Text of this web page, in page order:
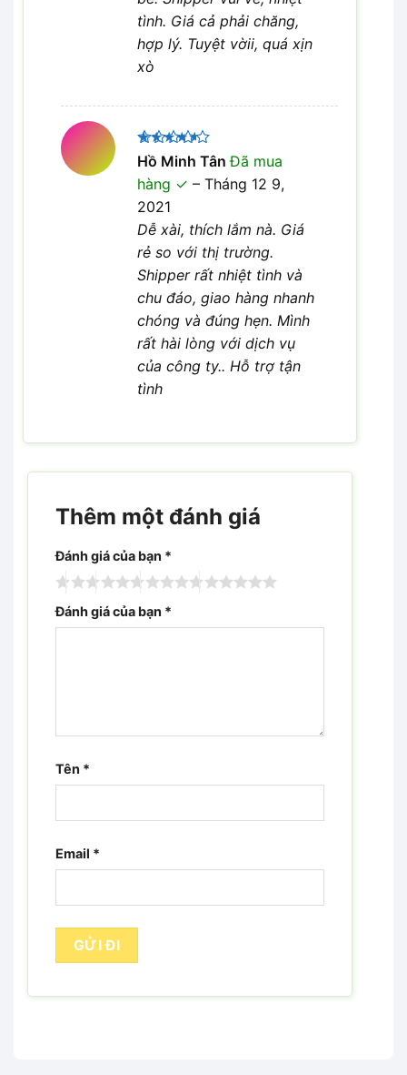
tình. Giá cả phải chăng,
hợp lý. Tuyệt vờii, quá xịn
xò
Được
xếp hạng
45 sao
Hồ Minh TânĐã mua
hàng
– Tháng 12 9,
2021
Dễ xài, thích lắm nà. Giá
rẻ so với thị trường.
Shipper rất nhiệt tình và
chu đáo, giao hàng nhanh
chóng và đúng hẹn. Mình
rất hài lòng với dịch vụ
của công ty.. Hỗ trợ tận
tình
Thêm một đánh giá
Đánh giá của bạn *
Đánh giá của bạn *
Tên *
Email *